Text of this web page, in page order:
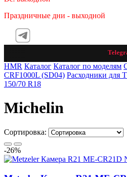
Праздничные дни - выходной
HMR Каталог Каталог по моделям
CRF1000L (SD04) Расходники для
150/70 R18
Michelin
Сортировка:
-26%